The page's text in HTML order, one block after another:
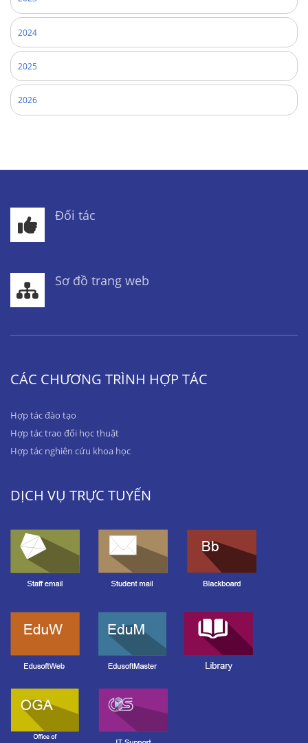
2024
2025
2026
Đối tác
Sơ đồ trang web
CÁC CHƯƠNG TRÌNH HỢP TÁC
Hợp tác đào tạo
Hợp tác trao đổi học thuật
Hợp tác nghiên cứu khoa học
DỊCH VỤ TRỰC TUYẾN